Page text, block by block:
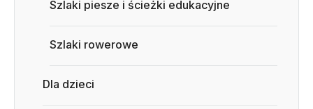
Szlaki piesze i ścieżki edukacyjne
Szlaki rowerowe
Dla dzieci